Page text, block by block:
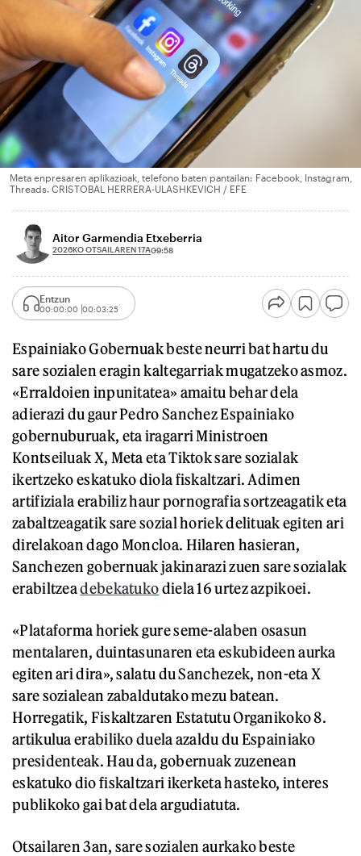
Meta enpresaren aplikazioak, telefono baten pantailan: Facebook, Instagram,
Threads. CRISTOBAL HERRERA-ULASHKEVICH / EFE
Aitor Garmendia Etxeberria
2026KO OTSAILAREN 17A09:58
Entzun
00:00:00 00:03:25
Espainiako Gobernuak beste neurri bat hartu du
sare sozialen eragin kaltegarriak mugatzeko asmoz.
«Erraldoien inpunitatea» amaitu behar dela
adierazi du gaur Pedro Sanchez Espainiako
gobernuburuak, eta iragarri Ministroen
Kontseiluak X, Meta eta Tiktok sare sozialak
ikertzeko eskatuko diola fiskaltzari. Adimen
artifiziala erabiliz haur pornografia sortzeagatik eta
zabaltzeagatik sare sozial horiek delituak egiten ari
direlakoan dago Moncloa. Hilaren hasieran,
Sanchezen gobernuak jakinarazi zuen sare sozialak
erabiltzeadebekatukodiela 16 urtez azpikoei.
«Plataforma horiek gure seme-alaben osasun
mentalaren, duintasunaren eta eskubideen aurka
egiten ari dira», salatu du Sanchezek, non-eta X
sare sozialean zabaldutako mezu batean.
Horregatik, Fiskaltzaren Estatutu Organikoko 8.
artikulua erabiliko duela azaldu du Espainiako
presidenteak. Hau da, gobernuak zuzenean
eskatuko dio fiskaltzari ikerketa hasteko, interes
publikoko gai bat dela argudiatuta.
Otsailaren 3an, sare sozialen aurkako beste